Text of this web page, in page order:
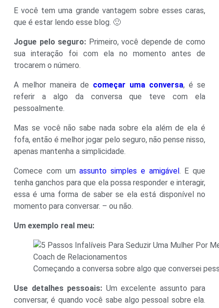
E você tem uma grande vantagem sobre esses caras,
que é estar lendo esse blog. 🙂
Jogue pelo seguro: Primeiro, você depende de como
sua interação foi com ela no momento antes de
trocarem o número.
A melhor maneira de começar uma conversa, é se
referir a algo da conversa que teve com ela
pessoalmente.
Mas se você não sabe nada sobre ela além de ela é
fofa, então é melhor jogar pelo seguro, não pense nisso,
apenas mantenha a simplicidade.
Comece com umassunto simples e amigável. E que
tenha ganchos para que ela possa responder e interagir,
essa é uma forma de saber se ela está disponível no
momento para conversar. – ou não.
Um exemplo real meu:
Começando a conversa sobre algo que conversei
Use detalhes pessoais: Um excelente assunto para
conversar, é quando você sabe algo pessoal sobre ela.